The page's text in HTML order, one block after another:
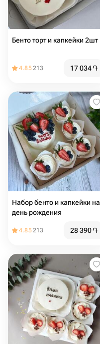
Бенто торт и капкейки 2шт
4.85213 17 034֏
Набор бенто и капкейки на
день рождения
4.85213 28 390֏